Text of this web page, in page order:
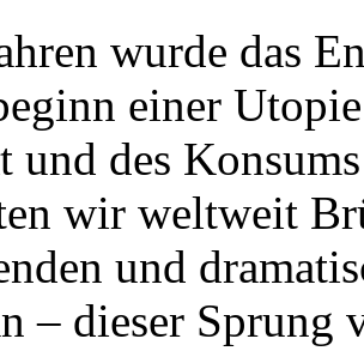
wurde das
einer
des
wir weltweit
und
– dieser Sprung